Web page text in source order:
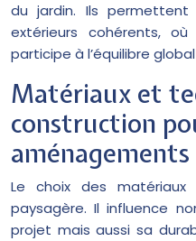
du jardin. Ils
extérieurs cohérents,
participe à l’équilibre
Matériaux et
construction
Le choix des
paysagère. Il influence
projet mais aussi sa